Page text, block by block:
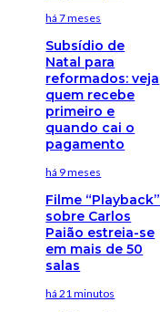
há 7 meses
Subsídio de
Natal para
reformados: veja
quem recebe
primeiro e
quando cai o
pagamento
há 9 meses
Filme “Playback”
sobre Carlos
Paião estreia-se
em mais de 50
salas
há 21 minutos